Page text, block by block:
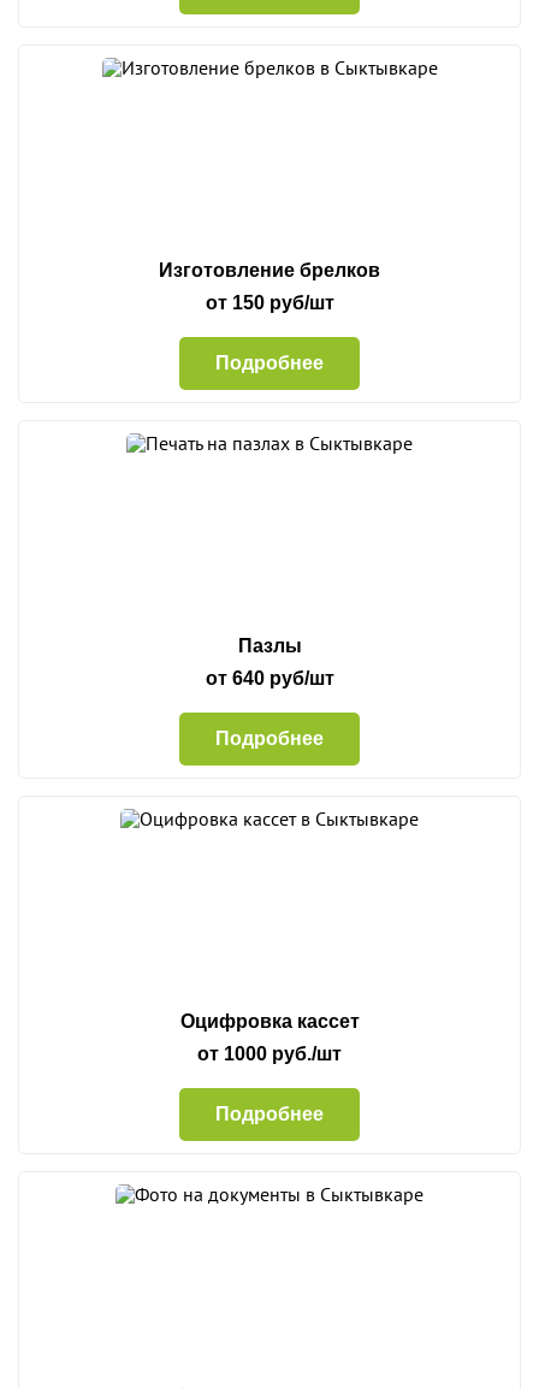
Изготовление брелков
от 150 руб/шт
Подробнее
Пазлы
от 640 руб/шт
Подробнее
Оцифровка кассет
от 1000 руб./шт
Подробнее